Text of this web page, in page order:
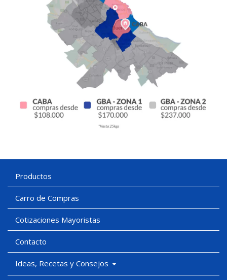
Productos
Carro de Compras
Cotizaciones Mayoristas
Contacto
Ideas, Recetas y Consejos